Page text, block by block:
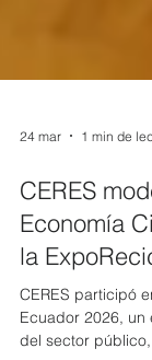
24 mar 1 min de
CERES
Economía
la
CERES participó